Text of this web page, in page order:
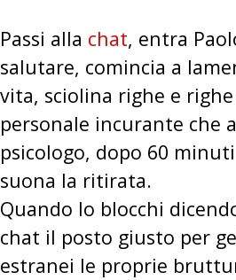
Passi alla chat, entra
salutare, comincia a
vita, sciolina righe e
personale incurante che
psicologo, dopo 60
suona la ritirata.
Quando lo blocchi
chat il posto giusto per
estranei le proprie